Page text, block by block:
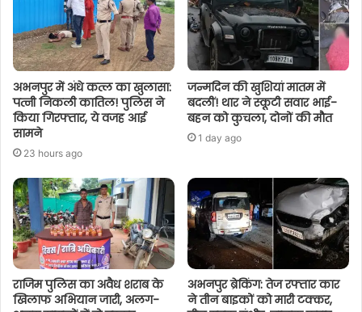
अभनपुर में अंधे कत्ल का खुलासा:
पत्नी निकली कातिल! पुलिस ने
किया गिरफ्तार, ये वजह आई
सामने
23 hours ago
जन्मदिन की खुशियां मातम में
बदलीं! थार ने स्कूटी सवार भाई-
बहन को कुचला, दोनों की मौत
1 day ago
राजिम पुलिस का अवैध शराब के
खिलाफ अभियान जारी, अलग-
अभनपुर ब्रेकिंग: तेज रफ्तार कार
ने तीन बाइकों को मारी टक्कर,